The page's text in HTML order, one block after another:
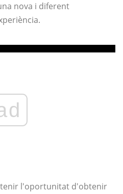
nova i diferent
tenir l'oportunitat d'obtenir